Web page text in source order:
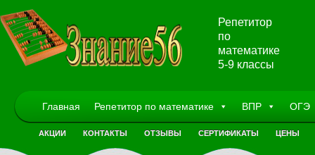
Репетитор
по
математике
5-9 классы
Главная Репетитор по математике ВПР ОГЭ
АКЦИИ КОНТАКТЫ ОТЗЫВЫ СЕРТИФИКАТЫ ЦЕНЫ